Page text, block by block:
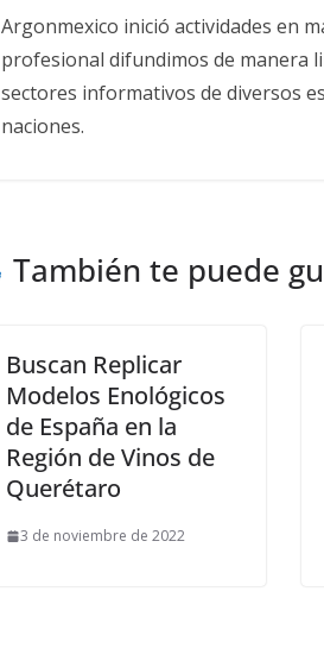
Argonmexico inició actividades en
profesional difundimos de manera
sectores informativos de diversos
naciones.
También te puede
Buscan Replicar
Modelos Enológicos
de España en la
Región de Vinos de
Querétaro
3 de noviembre de 2022